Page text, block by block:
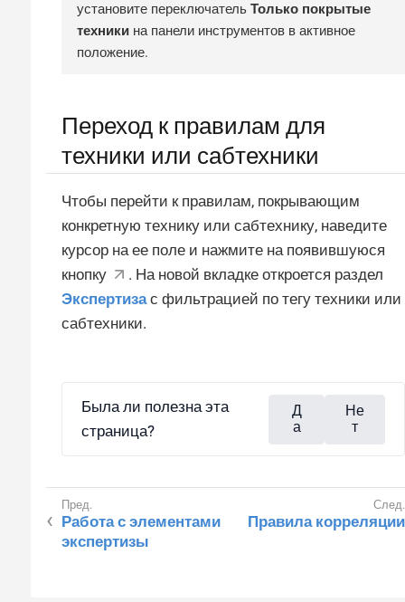
установите переключатель Только покрытые
техники на панели инструментов в активное
положение.
Переход к правилам для
техники или сабтехники
Чтобы перейти к правилам, покрывающим
конкретную технику или сабтехнику, наведите
курсор на ее поле и нажмите на появившуюся
кнопку
. На новой вкладке откроется раздел
Экспертизас фильтрацией по тегу техники или
сабтехники.
Была ли полезна эта
страница?
Д
а
Не
т
Работа с элементами
экспертизы
Правила корреляции